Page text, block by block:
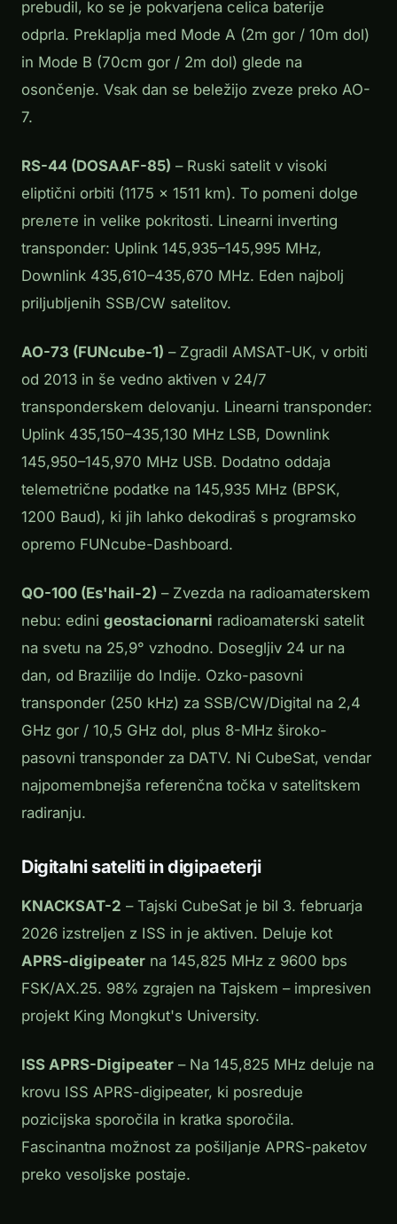
prebudil, ko se je pokvarjena celica baterije
odprla. Preklaplja med Mode A (2m gor / 10m dol)
in Mode B (70cm gor / 2m dol) glede na
osončenje. Vsak dan se beležijo zveze preko AO-
7.
RS-44 (DOSAAF-85) – Ruski satelit v visoki
eliptični orbiti (1175 × 1511 km). To pomeni dolge
prелете in velike pokritosti. Linearni inverting
transponder: Uplink 145,935–145,995 MHz,
Downlink 435,610–435,670 MHz. Eden najbolj
priljubljenih SSB/CW satelitov.
AO-73 (FUNcube-1) – Zgradil AMSAT-UK, v orbiti
od 2013 in še vedno aktiven v 24/7
transponderskem delovanju. Linearni transponder:
Uplink 435,150–435,130 MHz LSB, Downlink
145,950–145,970 MHz USB. Dodatno oddaja
telemetrične podatke na 145,935 MHz (BPSK,
1200 Baud), ki jih lahko dekodiraš s programsko
opremo FUNcube-Dashboard.
QO-100 (Es'hail-2) – Zvezda na radioamaterskem
nebu: edini geostacionarni radioamaterski satelit
na svetu na 25,9° vzhodno. Dosegljiv 24 ur na
dan, od Brazilije do Indije. Ozko-pasovni
transponder (250 kHz) za SSB/CW/Digital na 2,4
GHz gor / 10,5 GHz dol, plus 8-MHz široko-
pasovni transponder za DATV. Ni CubeSat, vendar
najpomembnejša referenčna točka v satelitskem
radiranju.
Digitalni sateliti in digipaeterji
KNACKSAT-2 – Tajski CubeSat je bil 3. februarja
2026 izstreljen z ISS in je aktiven. Deluje kot
APRS-digipeater na 145,825 MHz z 9600 bps
FSK/AX.25. 98% zgrajen na Tajskem – impresiven
projekt King Mongkut's University.
ISS APRS-Digipeater – Na 145,825 MHz deluje na
krovu ISS APRS-digipeater, ki posreduje
pozicijska sporočila in kratka sporočila.
Fascinantna možnost za pošiljanje APRS-paketov
preko vesoljske postaje.